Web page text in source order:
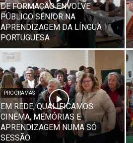
DE FORMAÇÃO ENVOLVE
PÚBLICO SÉNIOR NA
APRENDIZAGEM DA LÍNGUA
PORTUGUESA
PROGRAMAS
EM REDE, QUALIFICAMOS:
CINEMA, MEMÓRIAS E
APRENDIZAGEM NUMA SÓ
SESSÃO